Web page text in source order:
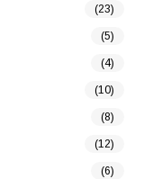
(23)
(5)
(4)
(10)
(8)
(12)
(6)